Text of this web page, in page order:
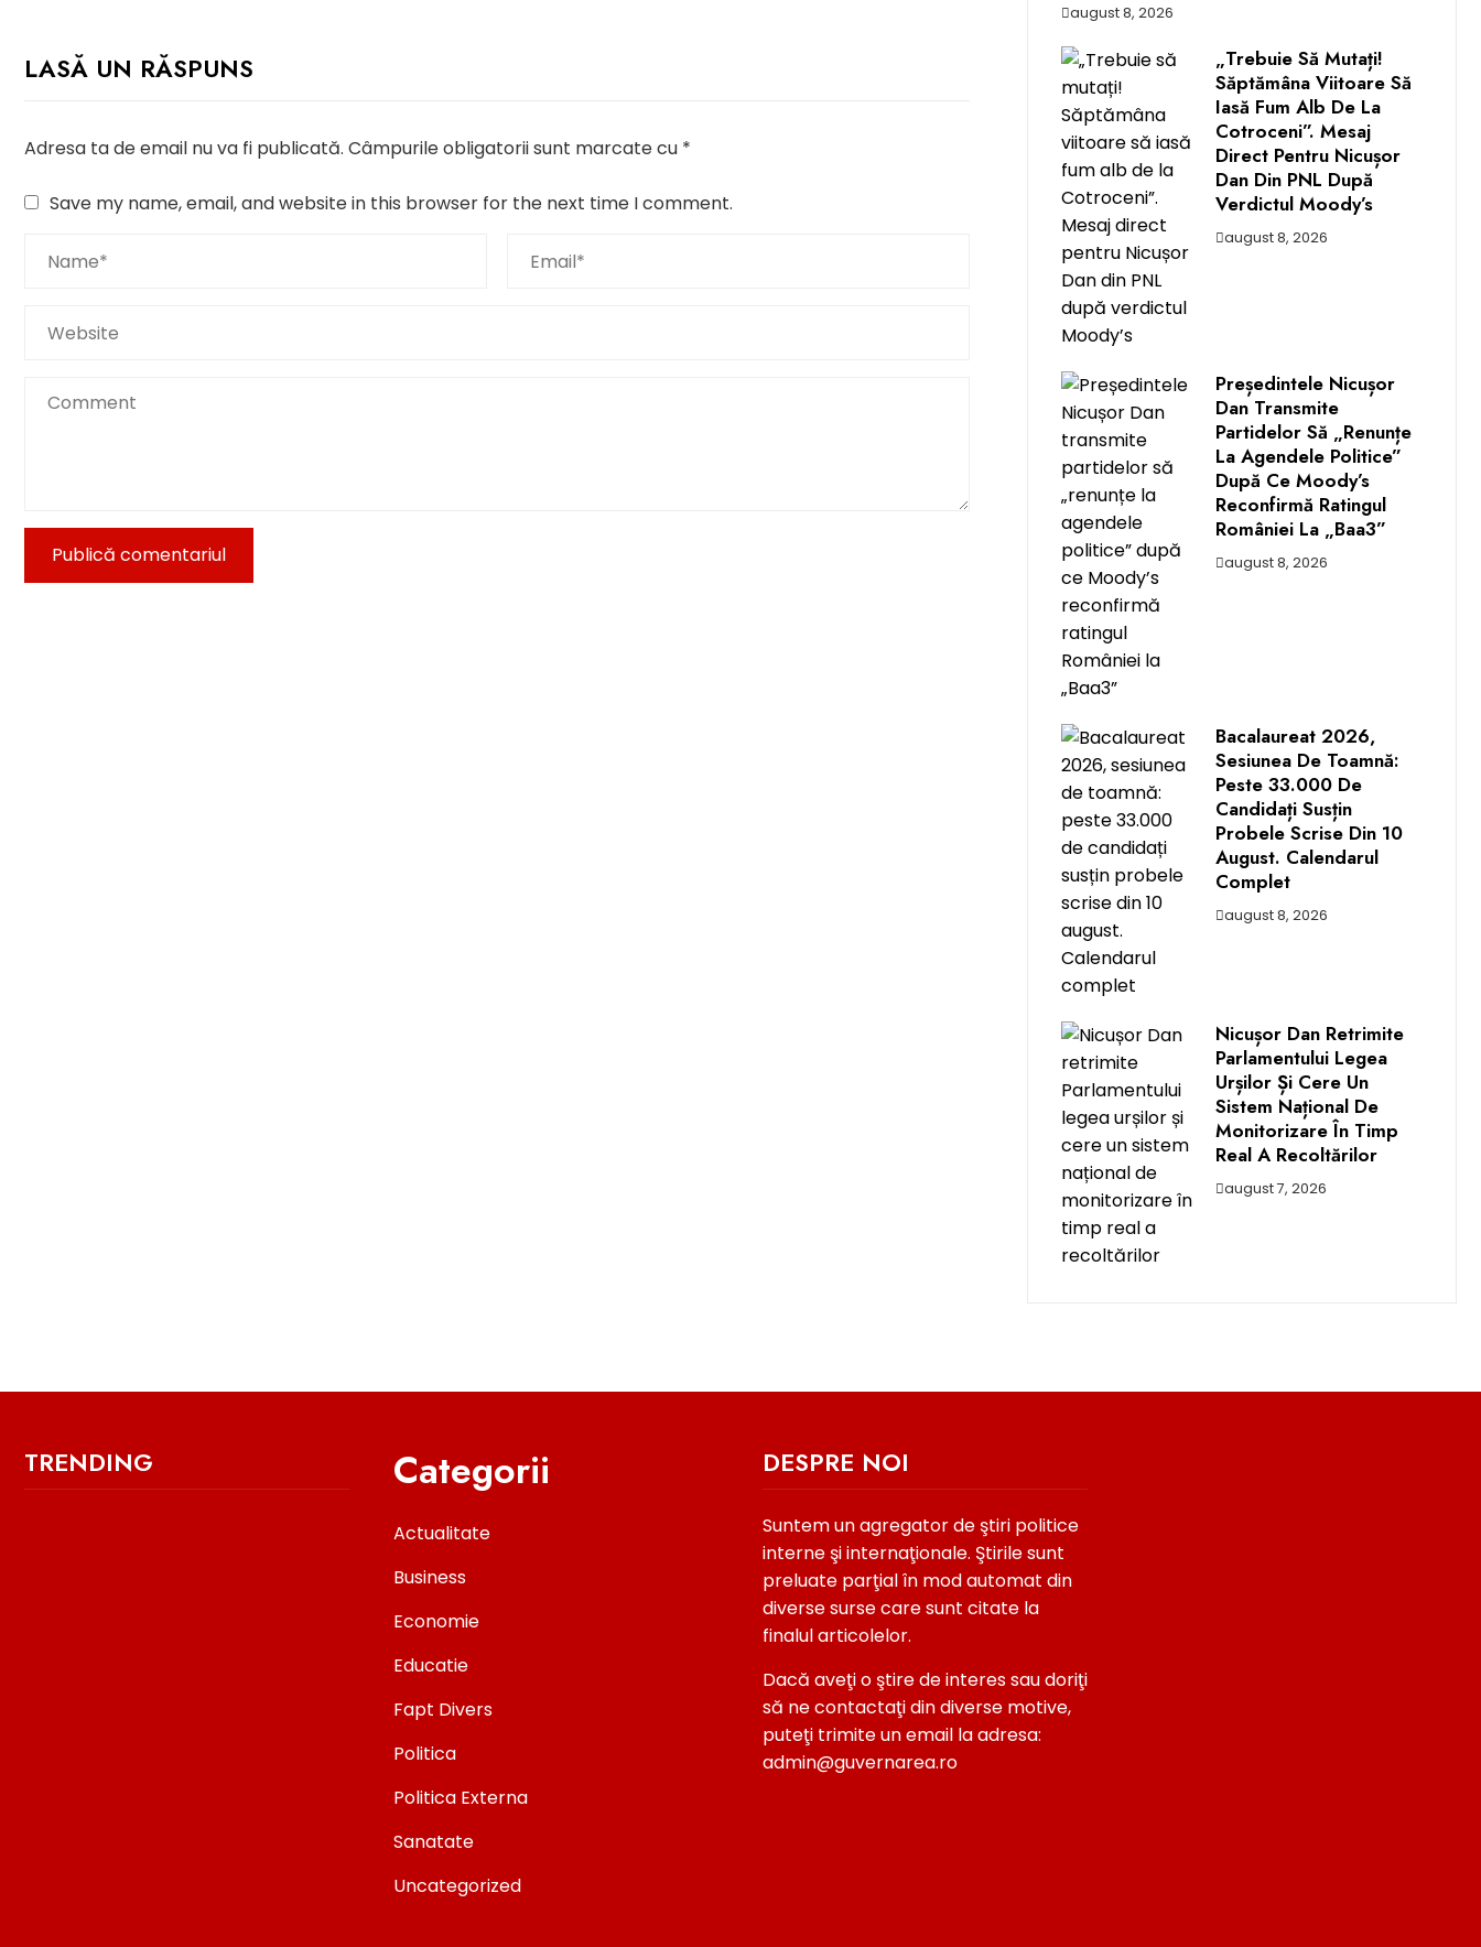
LASĂ UN RĂSPUNS
Adresa ta de email nu va fi publicată. Câmpurile obligatorii sunt marcate cu *
Save my name, email, and website in this browser for the next time I comment.
august 8, 2026
„Trebuie Să Mutați!
Săptămâna Viitoare Să
Iasă Fum Alb De La
Cotroceni”. Mesaj
Direct Pentru Nicușor
Dan Din PNL După
Verdictul Moody’s
august 8, 2026
Președintele Nicușor
Dan Transmite
Partidelor Să „renunțe
La Agendele Politice”
După Ce Moody’s
Reconfirmă Ratingul
României La „Baa3”
august 8, 2026
Bacalaureat 2026,
Sesiunea De Toamnă:
Peste 33.000 De
Candidați Susțin
Probele Scrise Din 10
August. Calendarul
Complet
august 8, 2026
Nicușor Dan Retrimite
Parlamentului Legea
Urșilor Și Cere Un
Sistem Național De
Monitorizare În Timp
Real A Recoltărilor
august 7, 2026
TRENDING Categorii
Actualitate
Business
Economie
Educatie
Fapt Divers
Politica
Politica Externa
Sanatate
Uncategorized
DESPRE NOI
Suntem un agregator de ştiri politice
interne şi internaţionale. Ştirile sunt
preluate parţial în mod automat din
diverse surse care sunt citate la
finalul articolelor.
Dacă aveţi o ştire de interes sau doriţi
să ne contactaţi din diverse motive,
puteţi trimite un email la adresa:
admin@guvernarea.ro